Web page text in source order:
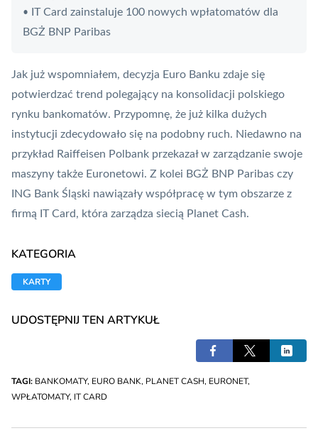
•
IT Card zainstaluje 100 nowych wpłatomatów dla
BGŻ BNP Paribas
Jak już wspomniałem, decyzja Euro Banku zdaje się
potwierdzać trend polegający na konsolidacji polskiego
rynku bankomatów. Przypomnę, że już kilka dużych
instytucji zdecydowało się na podobny ruch. Niedawno na
przykład Raiffeisen Polbank przekazał w zarządzanie swoje
maszyny także Euronetowi. Z kolei BGŻ BNP Paribas czy
ING Bank Śląski nawiązały współpracę w tym obszarze z
firmą IT Card, która zarządza siecią Planet Cash.
KATEGORIA
KARTY
UDOSTĘPNIJ TEN ARTYKUŁ
TAGI: BANKOMATY, EURO BANK, PLANET CASH, EURONET,
WPŁATOMATY, IT CARD